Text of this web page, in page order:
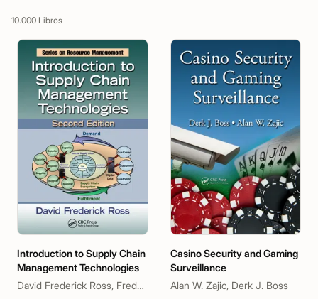
10.000 Libros
Introduction to Supply Chain
Management Technologies
David Frederick Ross, Frederick S. Weston, Stephen W.
Casino Security and Gaming
Surveillance
Alan W. Zajic, Derk J. Boss